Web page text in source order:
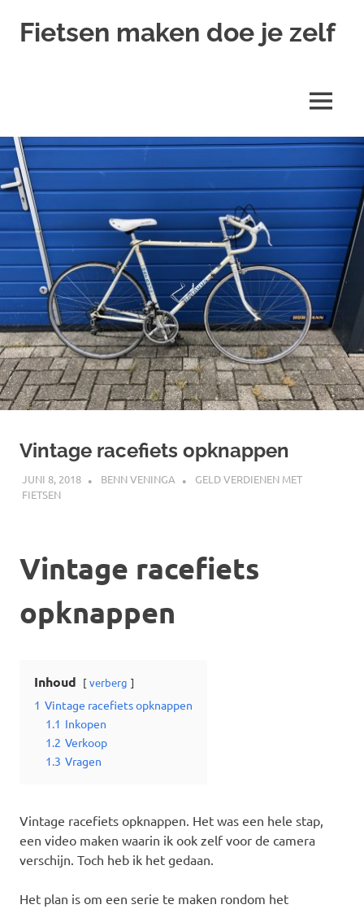
Fietsen maken doe je zelf
MENU
Vintage racefiets opknappen
JUNI 8, 2018 BENN VENINGA
GELD VERDIENEN MET
FIETSEN
Vintage racefiets
opknappen
Inhoud verberg
1 Vintage racefiets opknappen
1.1 Inkopen
1.2 Verkoop
1.3 Vragen
Vintage racefiets opknappen. Het was een hele stap,
een video maken waarin ik ook zelf voor de camera
verschijn. Toch heb ik het gedaan.
Het plan is om een serie te maken rondom het